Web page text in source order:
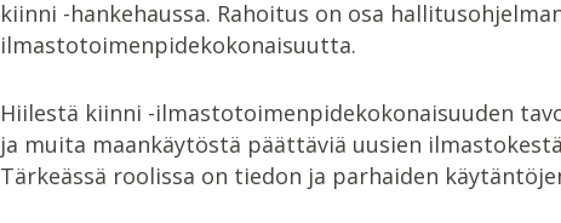
kiinni -hankehaussa. Rahoitus on osa
ilmastotoimenpidekokonaisuutta.
Hiilestä kiinni -ilmastotoimenpidekokonaisuuden
ja muita maankäytöstä päättäviä uusien
Tärkeässä roolissa on tiedon ja parhaiden